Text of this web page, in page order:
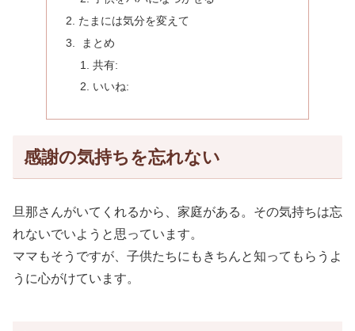
たまには気分を変えて
まとめ
共有:
いいね:
感謝の気持ちを忘れない
旦那さんがいてくれるから、家庭がある。その気持ちは忘
れないでいようと思っています。
ママもそうですが、子供たちにもきちんと知ってもらうよ
うに心がけています。